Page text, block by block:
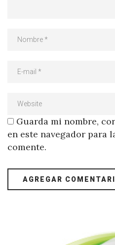
Guarda mi nombre,
en este navegador para
comente.